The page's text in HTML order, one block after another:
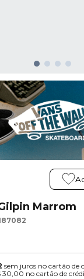
Marrom
sem juros no cartão de
30,00 no cartão de